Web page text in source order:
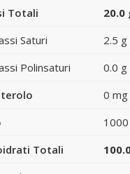
Totali 20.0
Saturi
2.5 g
Polinsaturi
0.0 g
0 mg
Totali